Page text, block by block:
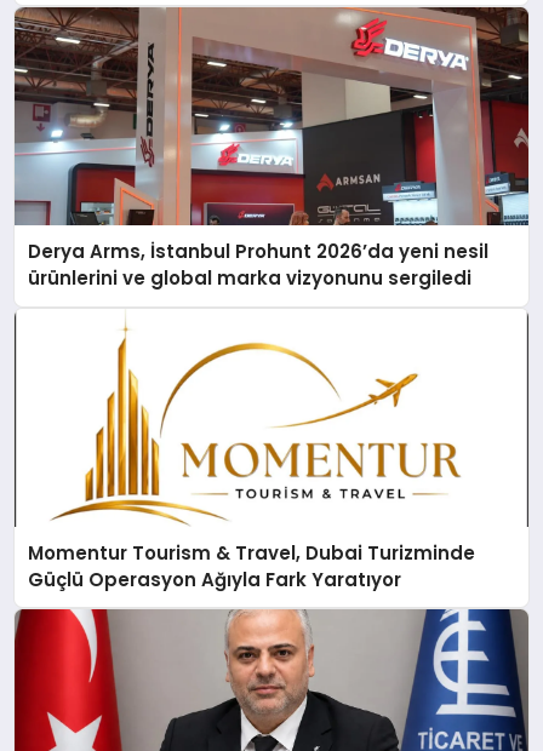
Derya Arms, İstanbul Prohunt 2026’da yeni nesil
ürünlerini ve global marka vizyonunu sergiledi
Momentur Tourism & Travel, Dubai Turizminde
Güçlü Operasyon Ağıyla Fark Yaratıyor